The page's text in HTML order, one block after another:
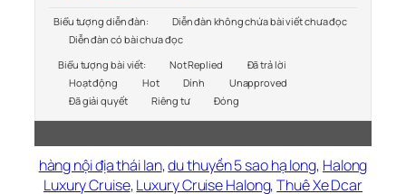
Biểu tượng diễn đàn:
Diễn đàn không chứa bài viết chưa đọc
Diễn đàn có bài chưa đọc
Biểu tượng bài viết:
Not Replied
Đã trả lời
Hoạt động
Hot Dính
Unapproved
Đã giải quyết
Riêng tư Đóng
hàng nội địa thái lan,du thuyền 5 sao hạ long, Halong
Luxury Cruise,Luxury Cruise Halong,Thuê Xe Dcar